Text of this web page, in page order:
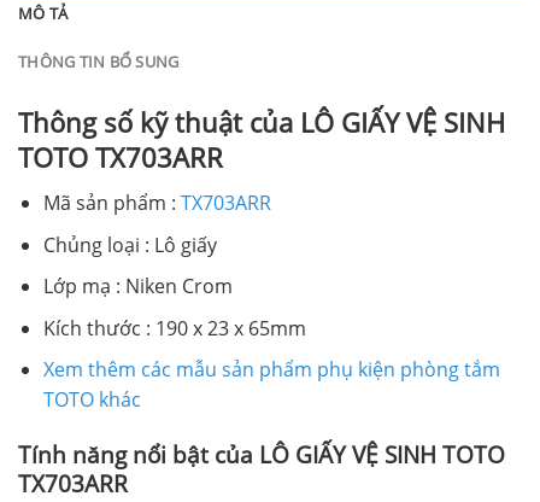
MÔ TẢ
THÔNG TIN BỔ SUNG
Thông số kỹ thuật của LÔ GIẤY VỆ SINH
TOTO TX703ARR
Mã sản phẩm : TX703ARR
Chủng loại : Lô giấy
Lớp mạ : Niken Crom
Kích thước : 190 x 23 x 65mm
Xem thêm các mẫu sản phẩm phụ kiện phòng tắm
TOTO khác
Tính năng nổi bật của LÔ GIẤY VỆ SINH TOTO
TX703ARR